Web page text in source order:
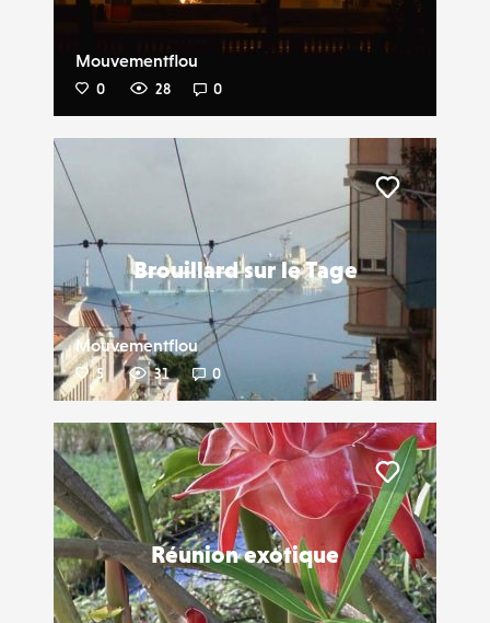
Mouvementflou
0 28 0
Brouillard sur le Tage
Mouvementflou
5 31 0
Liker
Réunion exotique
Liker